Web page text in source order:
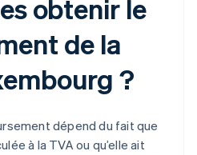
obtenir le
de la
?
dépend du fait que
à la TVA ou qu’elle ait